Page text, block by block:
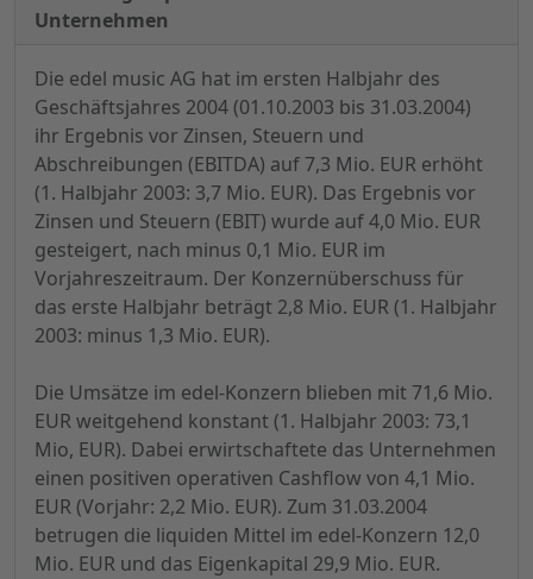
Unternehmen
Die edel music AG hat im ersten Halbjahr des
Geschäftsjahres 2004 (01.10.2003 bis 31.03.2004)
ihr Ergebnis vor Zinsen, Steuern und
Abschreibungen (EBITDA) auf 7,3 Mio. EUR erhöht
(1. Halbjahr 2003: 3,7 Mio. EUR). Das Ergebnis vor
Zinsen und Steuern (EBIT) wurde auf 4,0 Mio. EUR
gesteigert, nach minus 0,1 Mio. EUR im
Vorjahreszeitraum. Der Konzernüberschuss für
das erste Halbjahr beträgt 2,8 Mio. EUR (1. Halbjahr
2003: minus 1,3 Mio. EUR).
Die Umsätze im edel-Konzern blieben mit 71,6 Mio.
EUR weitgehend konstant (1. Halbjahr 2003: 73,1
Mio, EUR). Dabei erwirtschaftete das Unternehmen
einen positiven operativen Cashflow von 4,1 Mio.
EUR (Vorjahr: 2,2 Mio. EUR). Zum 31.03.2004
betrugen die liquiden Mittel im edel-Konzern 12,0
Mio. EUR und das Eigenkapital 29,9 Mio. EUR.